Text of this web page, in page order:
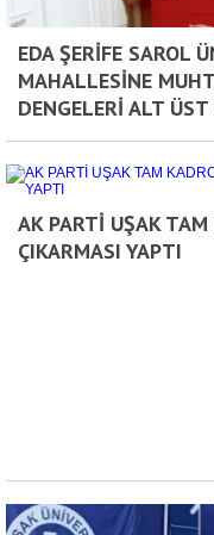
EDA ŞERİFE SAROL
MAHALLESİNE
DENGELERİ ALT
AK PARTİ UŞAK TAM
ÇIKARMASI YAPTI